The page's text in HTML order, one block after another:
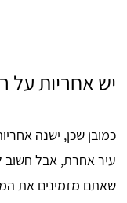
יש אחריות על
כמובן שכן, ישנה
עיר אחרת, אבל חשוב
שאתם מזמינים את